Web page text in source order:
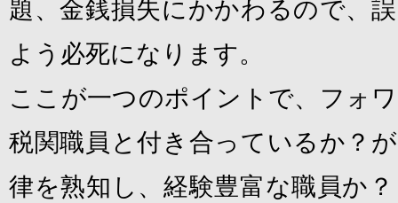
題、金銭損失にかかわるので、
よう必死になります。
ここが一つのポイントで、フォ
税関職員と付き合っているか？
律を熟知し、経験豊富な職員か